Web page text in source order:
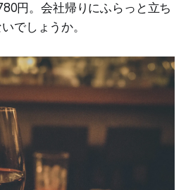
円。会社帰りにふらっと立ち
でしょうか。